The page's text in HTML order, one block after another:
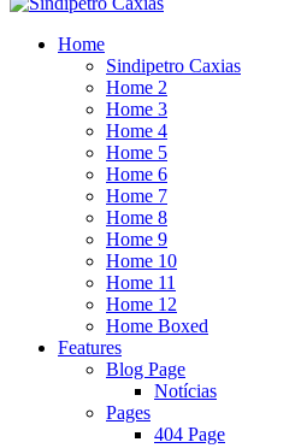
Home
Sindipetro Caxias
Home 2
Home 3
Home 4
Home 5
Home 6
Home 7
Home 8
Home 9
Home 10
Home 11
Home 12
Home Boxed
Features
Blog Page
Notícias
Pages
404 Page